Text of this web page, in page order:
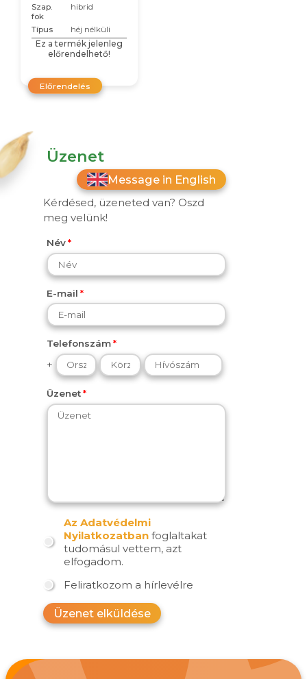
Szap.
fok
hibrid
Típus héj nélküli
Ez a termék jelenleg
előrendelhető!
Előrendelés
Üzenet
Message in English
Kérdésed, üzeneted van? Oszd
meg velünk!
Név
E-mail
Telefonszám
+
Üzenet
Az Adatvédelmi
Nyilatkozatban foglaltakat
tudomásul vettem, azt
elfogadom.
Feliratkozom a hírlevélre
Üzenet elküldése